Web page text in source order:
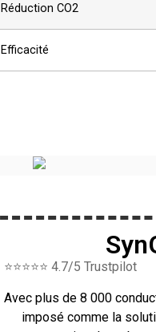
Réduction CO2
Efficacité
⭐⭐⭐⭐⭐ 4.7/5 Trustpilot
Avec plus de 8 000
imposé comme la